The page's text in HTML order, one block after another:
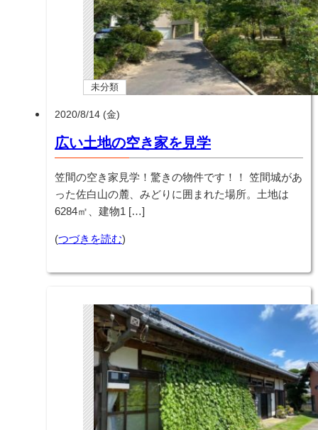
未分類
2020/8/14 (金)
広い土地の空き家を見学
笠間の空き家見学！驚きの物件です！！ 笠間城があ
った佐白山の麓、みどりに囲まれた場所。土地は
6284㎡、建物1 […]
(つづきを読む)